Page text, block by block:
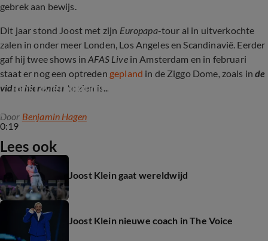
gebrek aan bewijs.
Dit jaar stond Joost met zijn Europapa-tour al in uitverkochte
zalen in onder meer Londen, Los Angeles en Scandinavië. Eerder
gaf hij twee shows inAFAS Livein Amsterdam en in februari
staat er nog een optreden gepland in de Ziggo Dome, zoals in de
video hieronder te zien is...
0:19
Joost Klein kondigt Ziggo Dome-show aan
Door Benjamin Hagen
Lees ook
Joost Klein gaat wereldwijd
Joost Klein nieuwe coach in The Voice